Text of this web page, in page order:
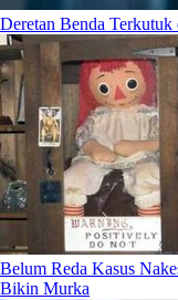
Deretan Benda
Belum Reda Kasus
Bikin Murka